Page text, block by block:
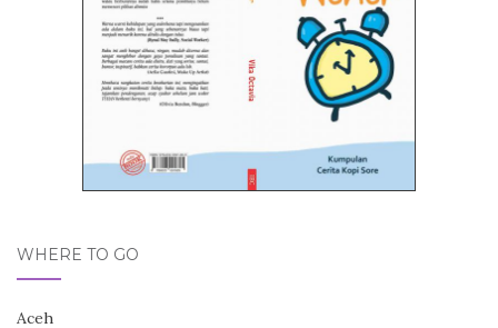
WHERE TO GO
Aceh